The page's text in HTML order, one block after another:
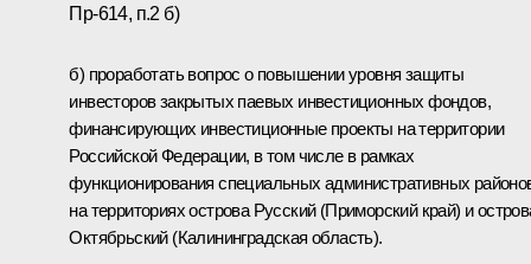
Пр-614, п.2 б)
б) проработать вопрос о повышении уровня защиты
инвесторов закрытых паевых инвестиционных фондов,
финансирующих инвестиционные проекты на территории
Российской Федерации, в том числе в рамках
функционирования специальных административных
на территориях острова Русский (Приморский край) и
Октябрьский (Калининградская область).